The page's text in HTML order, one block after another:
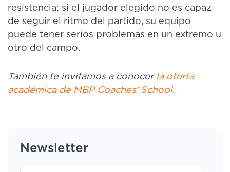
resistencia; si el jugador elegido no es capaz
de seguir el ritmo del partido, su equipo
puede tener serios problemas en un extremo u
otro del campo.
También te invitamos a conocer la oferta
académica de MBP Coaches' School.
Newsletter